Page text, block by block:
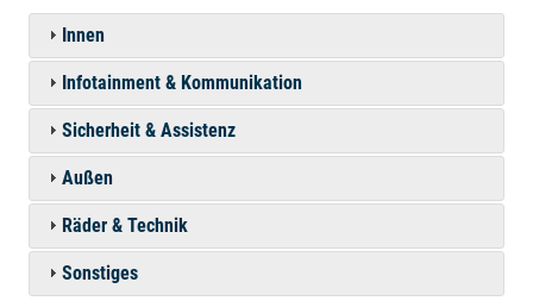
Innen
Infotainment & Kommunikation
Sicherheit & Assistenz
Außen
Räder & Technik
Sonstiges